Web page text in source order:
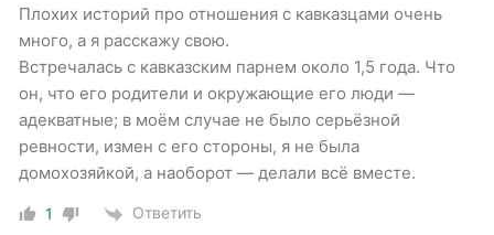
Плохих историй про отношения с кавказцами очень
много, а я расскажу свою.
Встречалась с кавказским парнем около 1,5 года. Что
он, что его родители и окружающие его люди —
адекватные; в моём случае не было серьёзной
ревности, измен с его стороны, я не была
домохозяйкой, а наоборот — делали всё вместе.
1 Ответить